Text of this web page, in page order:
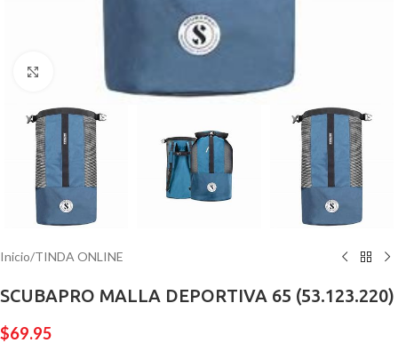
Pulsa para ampliar
Inicio/TINDA ONLINE
SCUBAPRO MALLA DEPORTIVA 65 (53.123.220)
$69.95